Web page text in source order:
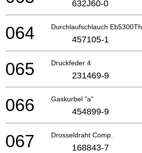
632J60-0
Durchlaufschlauch Eb5300Th
064 457105-1
Druckfeder 4
065 231469-9
Gaskurbel "a"
066 454899-9
Drosseldraht Comp.
067 168843-7